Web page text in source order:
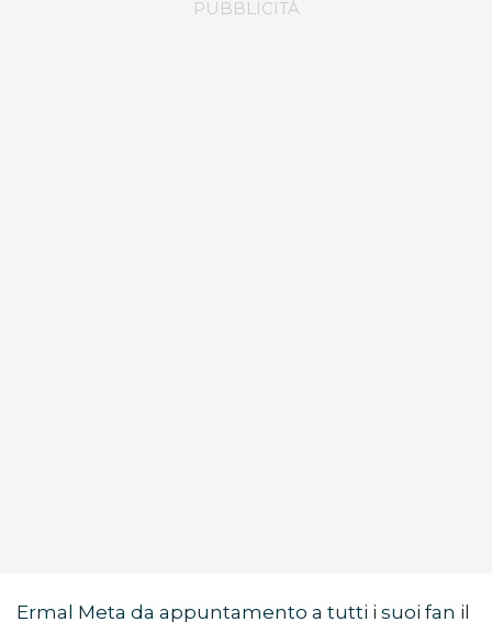
Ermal Meta da appuntamento a tutti i suoi fan il